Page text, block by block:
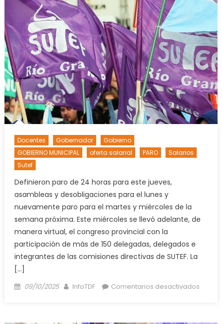
Docentes Gobernador
Gobierno
GOBIERNO MUNICIPAL
oferta salarial PARO
Salarios
Sutef
Definieron paro de 24 horas para este jueves,
asambleas y desobligaciones para el lunes y
nuevamente paro para el martes y miércoles de la
semana próxima. Este miércoles se llevó adelante, de
manera virtual, el congreso provincial con la
participación de más de 150 delegadas, delegados e
integrantes de las comisiones directivas de SUTEF. La
[…]
Posted
09/10/2025 Author
InfoTDF Comentarios desactivadosen